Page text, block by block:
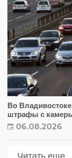
Во
штрафы с
06.08.2026
Читать еще